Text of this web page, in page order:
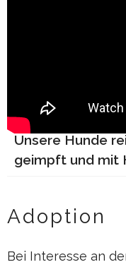
Unsere Hunde
geimpft und mit
Adoption
Bei Interesse an